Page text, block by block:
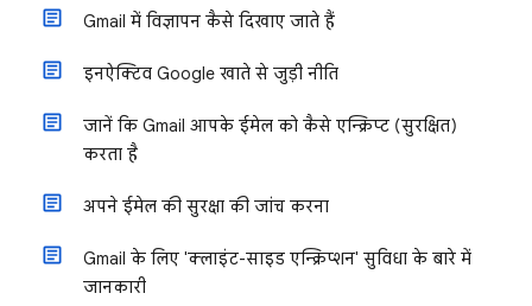
Gmail में विज्ञापन कैसे दिखाए जाते हैं
इनऐक्टिव Google खाते से जुड़ी नीति
जानें कि Gmail आपके ईमेल को कैसे एन्क्रिप्ट (सुरक्षित)
करता है
अपने ईमेल की सुरक्षा की जांच करना
Gmail के लिए 'क्लाइंट-साइड एन्क्रिप्शन' सुविधा के बारे में
जानकारी